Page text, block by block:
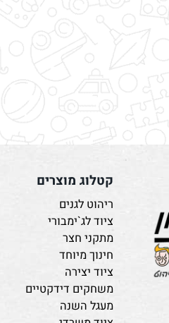
קטלוג מוצרים
ריהוט לגנים
ציוד לג`ימבורי
מתקני חצר
חינוך מיוחד
ציוד יצירה
משחקים דידקטיים